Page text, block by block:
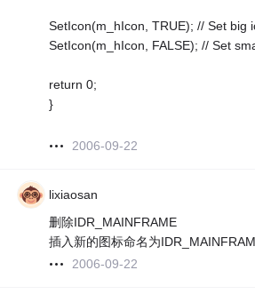
SetIcon(m_hIcon, TRUE); // Set big
SetIcon(m_hIcon, FALSE); // Set
return 0;
}
2006-09-22
lixiaosan
删除IDR_MAINFRAME
插入新的图标命名为
2006-09-22